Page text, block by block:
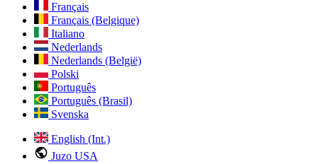
Français
Français (Belgique)
Italiano
Nederlands
Nederlands (België)
Polski
Português
Português (Brasil)
Svenska
English (Int.)
Juzo USA